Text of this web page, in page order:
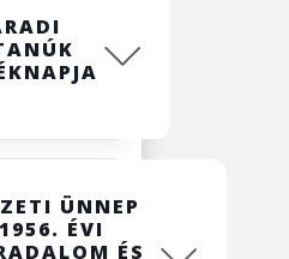
ÜNNEP
ÉVI
ÉS